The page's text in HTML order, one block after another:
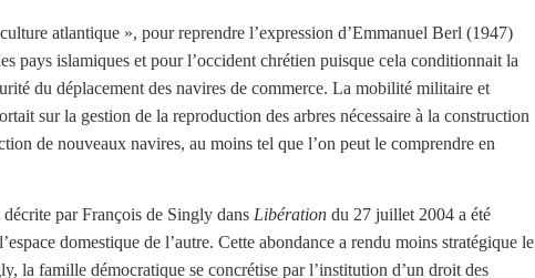
atlantique », pour reprendre l’expression d’Emmanuel Berl (1947)
pays islamiques et pour l’occident chrétien puisque cela conditionnait la
du déplacement des navires de commerce. La mobilité militaire et
sur la gestion de la reproduction des arbres nécessaire à la construction
de nouveaux navires, au moins tel que l’on peut le comprendre en
par François de Singly dans Libération du 27 juillet 2004 a été
domestique de l’autre. Cette abondance a rendu moins stratégique le
la famille démocratique se concrétise par l’institution d’un droit des